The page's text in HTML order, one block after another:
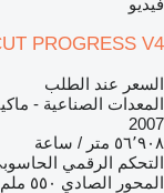
فيديو
PROGRESS V4
السعر عند الطلب
المعدات الصناعية -
2007
٥٦٬٩٠٨ متر / ساعة
التحكم الرقمي
المحور الصادي ٥٥٠ ملم